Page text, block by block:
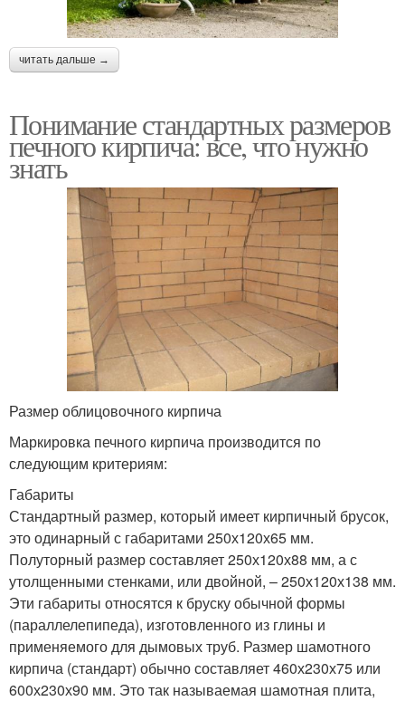
читать дальше →
Понимание стандартных размеров
печного кирпича: все, что нужно
знать
Размер облицовочного кирпича
Маркировка печного кирпича производится по
следующим критериям:
Габариты
Стандартный размер, который имеет кирпичный брусок,
это одинарный с габаритами 250х120х65 мм.
Полуторный размер составляет 250х120х88 мм, а с
утолщенными стенками, или двойной, – 250х120х138 мм.
Эти габариты относятся к бруску обычной формы
(параллелепипеда), изготовленного из глины и
применяемого для дымовых труб. Размер шамотного
кирпича (стандарт) обычно составляет 460х230х75 или
600х230х90 мм. Это так называемая шамотная плита,